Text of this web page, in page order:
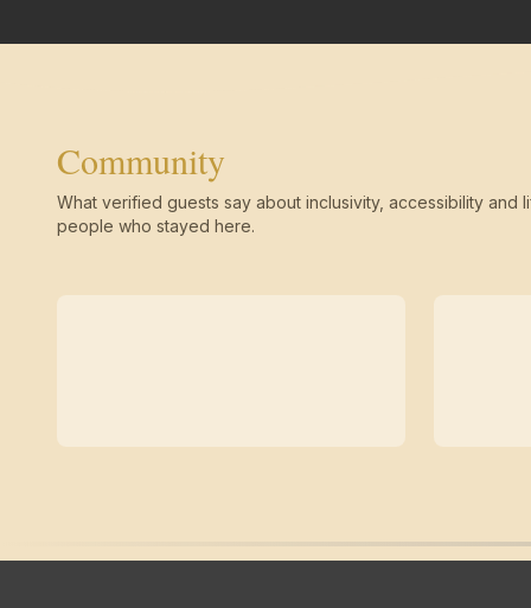
Community
What verified guests say about inclusivity, accessibility and
people who stayed here.